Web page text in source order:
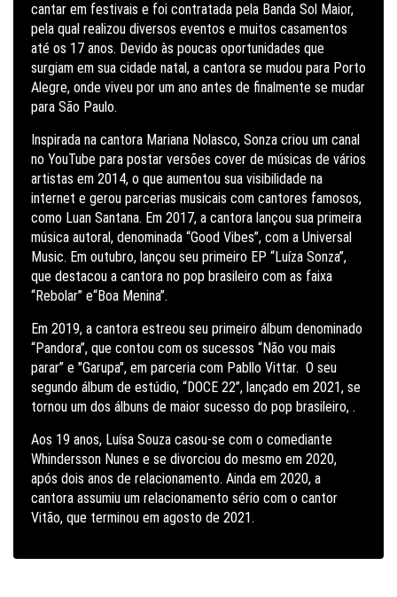
cantar em festivais e foi contratada pela Banda Sol Maior,
pela qual realizou diversos eventos e muitos casamentos
até os 17 anos. Devido às poucas oportunidades que
surgiam em sua cidade natal, a cantora se mudou para Porto
Alegre, onde viveu por um ano antes de finalmente se mudar
para São Paulo.
Inspirada na cantora Mariana Nolasco, Sonza criou um canal
no YouTube para postar versões cover de músicas de vários
artistas em 2014, o que aumentou sua visibilidade na
internet e gerou parcerias musicais com cantores famosos,
como Luan Santana. Em 2017, a cantora lançou sua primeira
música autoral, denominada “Good Vibes”, com a Universal
Music. Em outubro, lançou seu primeiro EP “Luíza Sonza”,
que destacou a cantora no pop brasileiro com as faixa
“Rebolar” e“Boa Menina”.
Em 2019, a cantora estreou seu primeiro álbum denominado
“Pandora”, que contou com os sucessos “Não vou mais
parar” e "Garupa", em parceria com Pabllo Vittar. O seu
segundo álbum de estúdio, “DOCE 22”, lançado em 2021, se
tornou um dos álbuns de maior sucesso do pop brasileiro, .
Aos 19 anos, Luísa Souza casou-se com o comediante
Whindersson Nunes e se divorciou do mesmo em 2020,
após dois anos de relacionamento. Ainda em 2020, a
cantora assumiu um relacionamento sério com o cantor
Vitão, que terminou em agosto de 2021.